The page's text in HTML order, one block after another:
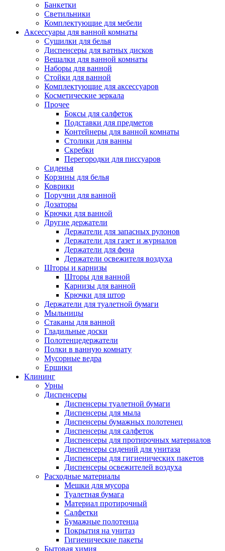
Банкетки
Светильники
Комплектующие для мебели
Аксессуары для ванной комнаты
Сушилки для белья
Диспенсеры для ватных дисков
Вешалки для ванной комнаты
Наборы для ванной
Стойки для ванной
Комплектующие для аксессуаров
Косметические зеркала
Прочее
Боксы для салфеток
Подставки для предметов
Контейнеры для ванной комнаты
Столики для ванны
Скребки
Перегородки для писсуаров
Сиденья
Корзины для белья
Коврики
Поручни для ванной
Дозаторы
Крючки для ванной
Другие держатели
Держатели для запасных рулонов
Держатели для газет и журналов
Держатели для фена
Держатели освежителя воздуха
Шторы и карнизы
Шторы для ванной
Карнизы для ванной
Крючки для штор
Держатели для туалетной бумаги
Мыльницы
Стаканы для ванной
Гладильные доски
Полотенцедержатели
Полки в ванную комнату
Мусорные ведра
Ершики
Клининг
Урны
Диспенсеры
Диспенсеры туалетной бумаги
Диспенсеры для мыла
Диспенсеры бумажных полотенец
Диспенсеры для салфеток
Диспенсеры для протирочных материалов
Диспенсеры сидений для унитаза
Диспенсеры для гигиенических пакетов
Диспенсеры освежителей воздуха
Расходные материалы
Мешки для мусора
Туалетная бумага
Материал протирочный
Салфетки
Бумажные полотенца
Покрытия на унитаз
Гигиенические пакеты
Бытовая химия